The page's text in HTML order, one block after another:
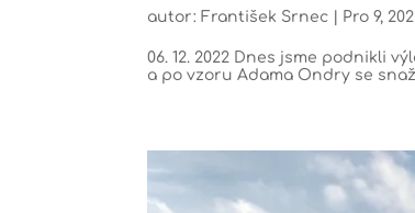
autor: František Srnec Pro 9,
06. 12. 2022 Dnes jsme podnikli
a po vzoru Adama Ondry se